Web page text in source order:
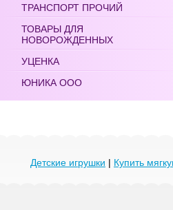
ТРАНСПОРТ ПРОЧИЙ
ТОВАРЫ ДЛЯ
НОВОРОЖДЕННЫХ
УЦЕНКА
ЮНИКА ООО
Детские игрушки | Купить